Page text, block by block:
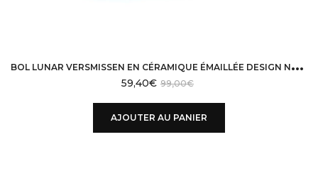
B
OL LUNAR VERSMISSEN EN CÉRAMIQUE ÉMAILLÉE DESIGN NÉERLANDAIS
99,00€
59,40€
AJOUTER AU PANIER